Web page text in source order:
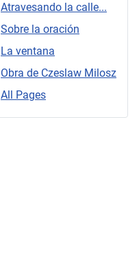
Atravesando la calle...
Sobre la oración
La ventana
Obra de Czeslaw Milosz
All Pages